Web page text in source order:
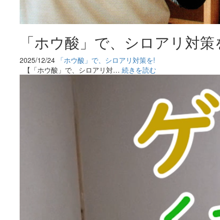
「ホウ酸」で、シロアリ対策
2025/12/24 「ホウ酸」で、シロアリ対策を!
【「ホウ酸」で、シロアリ対… 続きを読む